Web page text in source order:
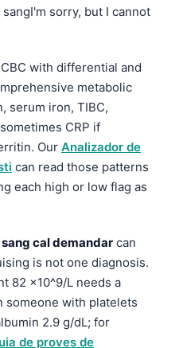
sorry, but I cannot
with differential and
metabolic
serum iron, TIBC,
CRP if
Our Analizador de
can read those patterns
each high or low flag as
cal demandar can
is not one diagnosis.
82 x10^9/L needs a
someone with platelets
2.9 g/dL; for
de proves de